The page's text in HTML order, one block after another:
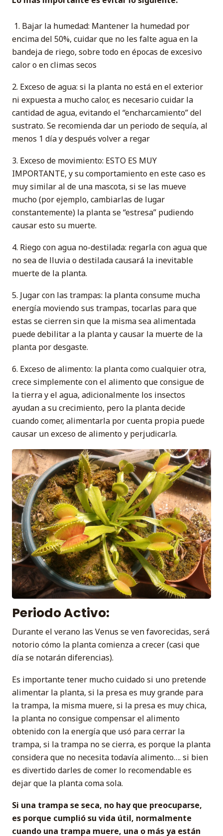
1. Bajar la humedad: Mantener la humedad por
encima del 50%, cuidar que no les falte agua en la
bandeja de riego, sobre todo en épocas de excesivo
calor o en climas secos
2. Exceso de agua: si la planta no está en el exterior
ni expuesta a mucho calor, es necesario cuidar la
cantidad de agua, evitando el “encharcamiento” del
sustrato. Se recomienda dar un periodo de sequía, al
menos 1 día y después volver a regar
3. Exceso de movimiento: ESTO ES MUY
IMPORTANTE, y su comportamiento en este caso es
muy similar al de una mascota, si se las mueve
mucho (por ejemplo, cambiarlas de lugar
constantemente) la planta se “estresa” pudiendo
causar esto su muerte.
4. Riego con agua no-destilada: regarla con agua que
no sea de lluvia o destilada causará la inevitable
muerte de la planta.
5. Jugar con las trampas: la planta consume mucha
energía moviendo sus trampas, tocarlas para que
estas se cierren sin que la misma sea alimentada
puede debilitar a la planta y causar la muerte de la
planta por desgaste.
6. Exceso de alimento: la planta como cualquier otra,
crece simplemente con el alimento que consigue de
la tierra y el agua, adicionalmente los insectos
ayudan a su crecimiento, pero la planta decide
cuando comer, alimentarla por cuenta propia puede
causar un exceso de alimento y perjudicarla.
Periodo Activo:
Durante el verano las Venus se ven favorecidas, será
notorio cómo la planta comienza a crecer (casi que
día se notarán diferencias).
Es importante tener mucho cuidado si uno pretende
alimentar la planta, si la presa es muy grande para
la trampa, la misma muere, si la presa es muy chica,
la planta no consigue compensar el alimento
obtenido con la energía que usó para cerrar la
trampa, si la trampa no se cierra, es porque la planta
considera que no necesita todavía alimento…. si bien
es divertido darles de comer lo recomendable es
dejar que la planta coma sola.
Si una trampa se seca, no hay que preocuparse,
es porque cumplió su vida útil, normalmente
cuando una trampa muere, una o más ya están